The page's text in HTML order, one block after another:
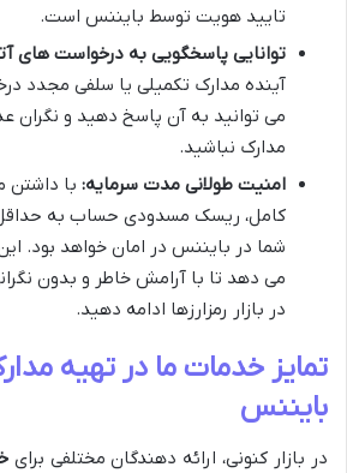
تایید هویت توسط بایننس است.
توانایی پاسخگویی به درخواست های
آینده مدارک تکمیلی یا سلفی مجدد
می توانید به آن پاسخ دهید و نگران
مدارک نباشید.
امنیت طولانی مدت سرمایه: با داشتن
کامل، ریسک مسدودی حساب به
شما در بایننس در امان خواهد بود.
می دهد تا با آرامش خاطر و بدون
در بازار رمزارزها ادامه دهید.
تمایز خدمات ما در تهیه
بایننس
در بازار کنونی، ارائه دهندگان مختلفی برای